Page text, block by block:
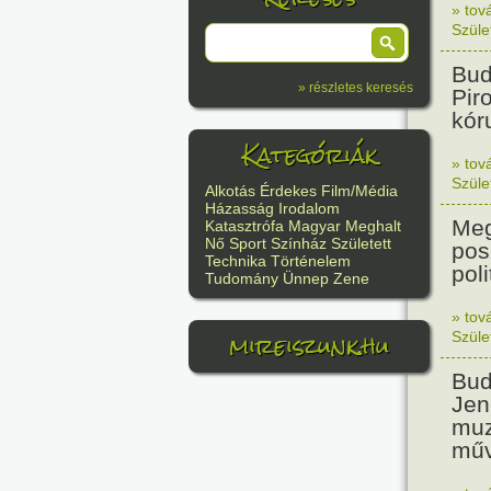
» részletes keresés
Kategóriák
Alkotás Érdekes Film/Média
Házasság Irodalom
Katasztrófa Magyar Meghalt
Nő Sport Színház Született
Technika Történelem
Tudomány Ünnep Zene
mireiszunk.hu
»
»
»